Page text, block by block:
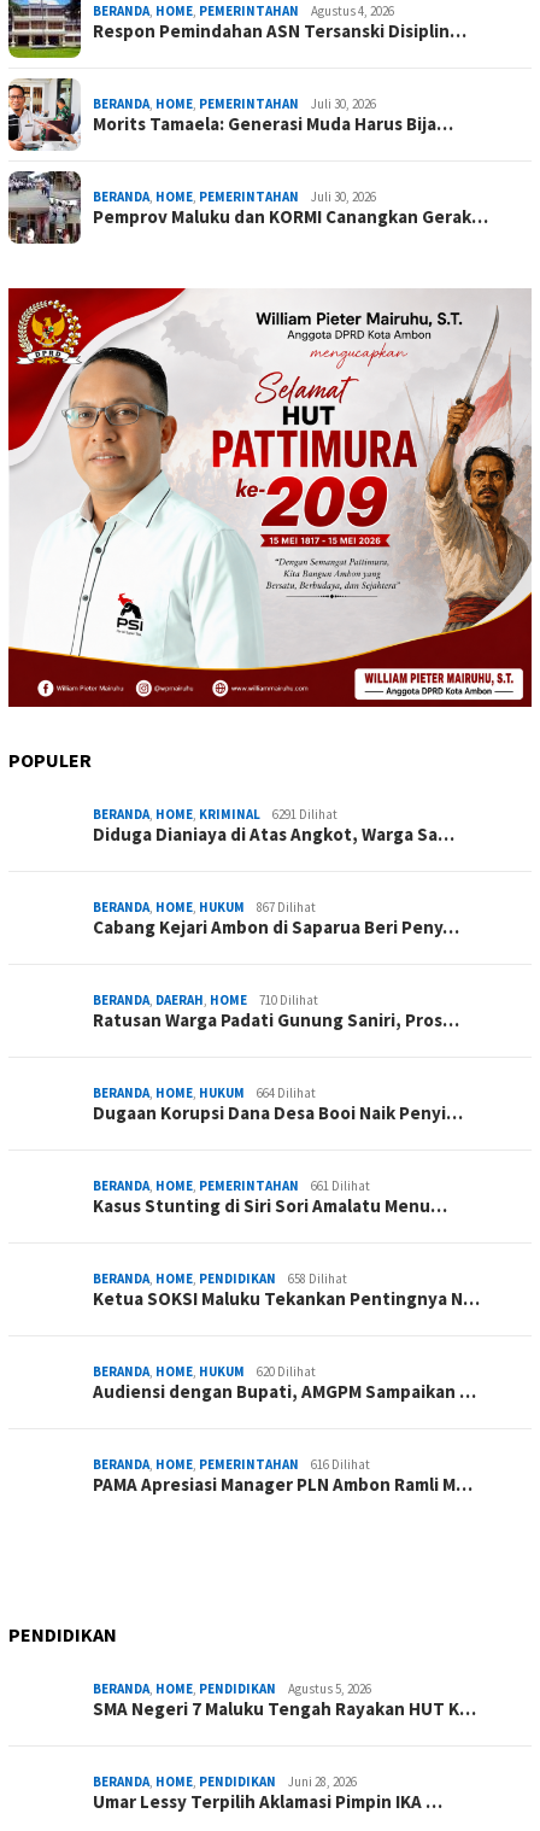
BERANDA, HOME, PEMERINTAHAN Agustus 4, 2026
Respon Pemindahan ASN Tersanski Disiplin…
BERANDA, HOME, PEMERINTAHAN Juli 30, 2026
Morits Tamaela: Generasi Muda Harus Bija…
BERANDA, HOME, PEMERINTAHAN Juli 30, 2026
Pemprov Maluku dan KORMI Canangkan Gerak…
POPULER
BERANDA, HOME, KRIMINAL 6291 Dilihat
Diduga Dianiaya di Atas Angkot, Warga Sa…
BERANDA, HOME, HUKUM 867 Dilihat
Cabang Kejari Ambon di Saparua Beri Peny…
BERANDA, DAERAH, HOME 710 Dilihat
Ratusan Warga Padati Gunung Saniri, Pros…
BERANDA, HOME, HUKUM 664 Dilihat
Dugaan Korupsi Dana Desa Booi Naik Penyi…
BERANDA, HOME, PEMERINTAHAN 661 Dilihat
Kasus Stunting di Siri Sori Amalatu Menu…
BERANDA, HOME, PENDIDIKAN 658 Dilihat
Ketua SOKSI Maluku Tekankan Pentingnya N…
BERANDA, HOME, HUKUM 620 Dilihat
Audiensi dengan Bupati, AMGPM Sampaikan …
BERANDA, HOME, PEMERINTAHAN 616 Dilihat
PAMA Apresiasi Manager PLN Ambon Ramli M…
PENDIDIKAN
BERANDA, HOME, PENDIDIKAN Agustus 5, 2026
SMA Negeri 7 Maluku Tengah Rayakan HUT K…
BERANDA, HOME, PENDIDIKAN Juni 28, 2026
Umar Lessy Terpilih Aklamasi Pimpin IKA …